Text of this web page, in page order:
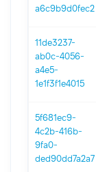
a6c9b9d0fec2
11de3237-
ab0c-4056-
a4e5-
1e1f3f1e4015
5f681ec9-
4c2b-416b-
9fa0-
ded90dd7a2a7